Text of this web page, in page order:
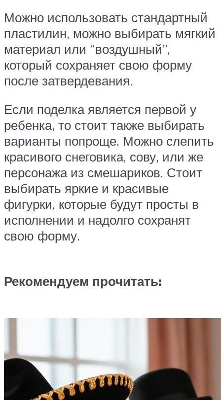
Можно использовать стандартный
пластилин, можно выбирать мягкий
материал или “воздушный”,
который сохраняет свою форму
после затвердевания.
Если поделка является первой у
ребенка, то стоит также выбирать
варианты попроще. Можно слепить
красивого снеговика, сову, или же
персонажа из смешариков. Стоит
выбирать яркие и красивые
фигурки, которые будут просты в
исполнении и надолго сохранят
свою форму.
Рекомендуем прочитать: